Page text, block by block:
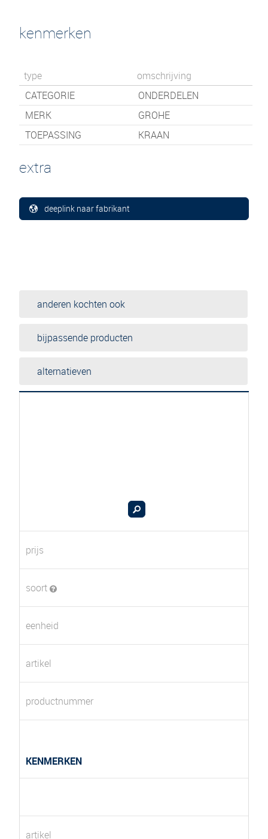
kenmerken
type
omschrijving
CATEGORIE
ONDERDELEN
MERK
GROHE
TOEPASSING
KRAAN
extra
deeplink naar fabrikant
anderen kochten ook
bijpassende producten
alternatieven
prijs
soort
eenheid
artikel
productnummer
KENMERKEN
artikel